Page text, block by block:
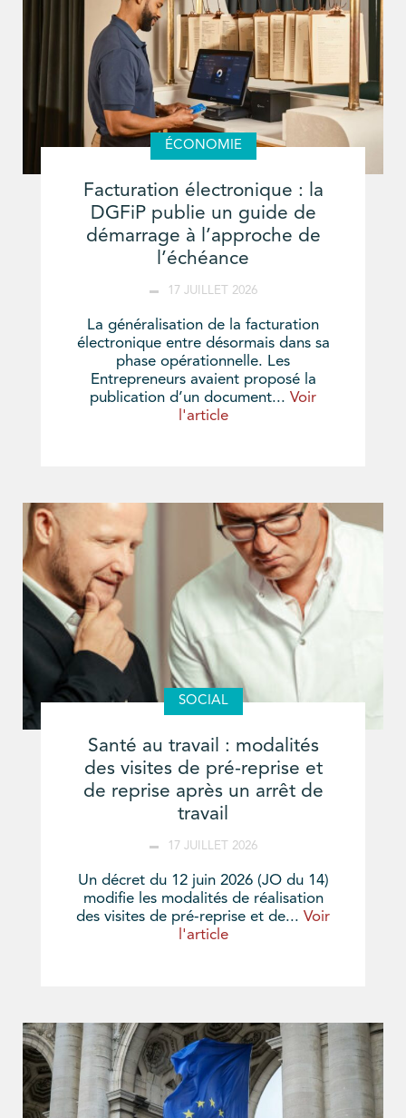
ÉCONOMIE
Facturation électronique : la
DGFiP publie un guide de
démarrage à l’approche de
l’échéance
17 JUILLET 2026
La généralisation de la facturation
électronique entre désormais dans sa
phase opérationnelle. Les
Entrepreneurs avaient proposé la
publication d’un document... Voir
l'article
SOCIAL
Santé au travail : modalités
des visites de pré-reprise et
de reprise après un arrêt de
travail
17 JUILLET 2026
Un décret du 12 juin 2026 (JO du 14)
modifie les modalités de réalisation
des visites de pré-reprise et de... Voir
l'article